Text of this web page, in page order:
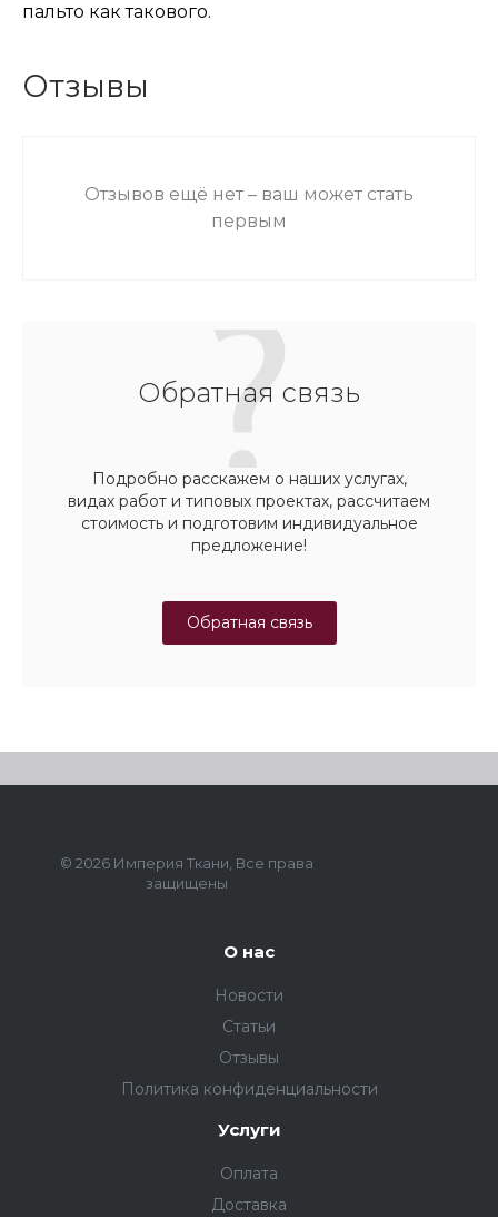
пальто как такового.
Отзывы
Отзывов ещё нет – ваш может стать
первым
Обратная связь
Подробно расскажем о наших услугах,
видах работ и типовых проектах, рассчитаем
стоимость и подготовим индивидуальное
предложение!
Обратная связь
© 2026 Империя Ткани, Все права
защищены
О нас
Новости
Статьи
Отзывы
Политика конфиденциальности
Услуги
Оплата
Доставка